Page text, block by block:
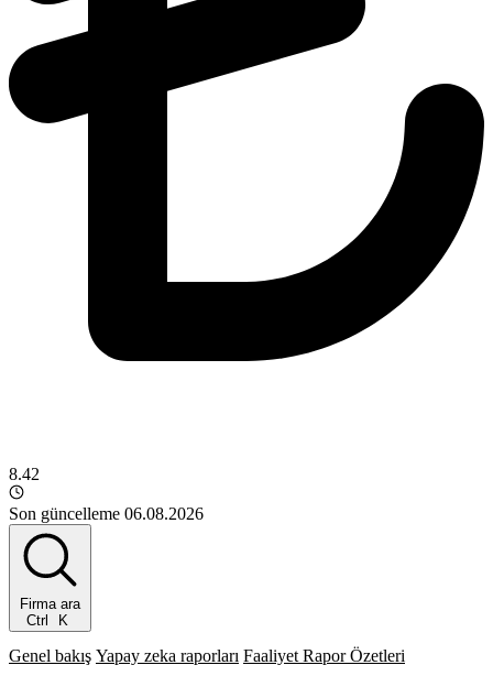
8.42
Son güncelleme 06.08.2026
Firma ara
Ctrl
K
Genel bakış Yapay zeka raporları Faaliyet Rapor Özetleri